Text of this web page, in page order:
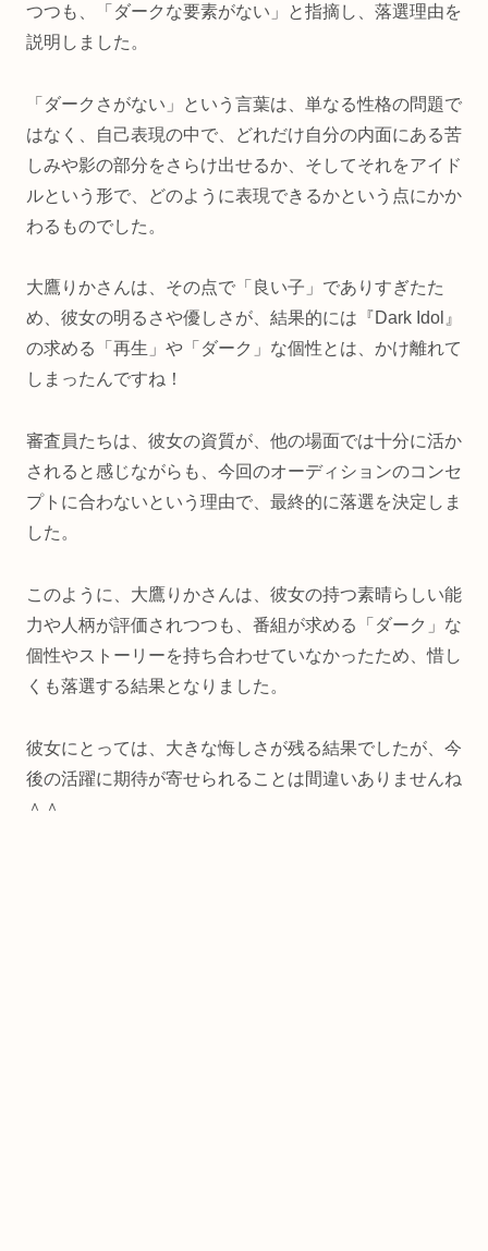
つつも、「ダークな要素がない」と指摘し、落選理由を
説明しました。
「ダークさがない」という言葉は、単なる性格の問題で
はなく、自己表現の中で、どれだけ自分の内面にある苦
しみや影の部分をさらけ出せるか、そしてそれをアイド
ルという形で、どのように表現できるかという点にかか
わるものでした。
大鷹りかさんは、その点で「良い子」でありすぎたた
め、彼女の明るさや優しさが、結果的には『Dark Idol』
の求める「再生」や「ダーク」な個性とは、かけ離れて
しまったんですね！
審査員たちは、彼女の資質が、他の場面では十分に活か
されると感じながらも、今回のオーディションのコンセ
プトに合わないという理由で、最終的に落選を決定しま
した。
このように、大鷹りかさんは、彼女の持つ素晴らしい能
力や人柄が評価されつつも、番組が求める「ダーク」な
個性やストーリーを持ち合わせていなかったため、惜し
くも落選する結果となりました。
彼女にとっては、大きな悔しさが残る結果でしたが、今
後の活躍に期待が寄せられることは間違いありませんね
＾＾